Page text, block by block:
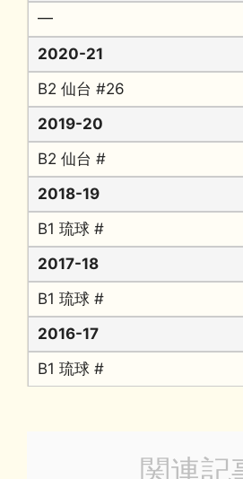
━
2020-21
B2 仙台 #26
2019-20
B2 仙台 #
2018-19
B1 琉球 #
2017-18
B1 琉球 #
2016-17
B1 琉球 #
関連記